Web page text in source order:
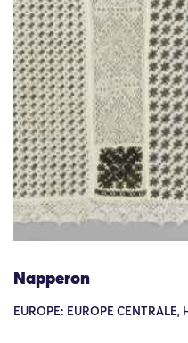
Napperon
EUROPE: EUROPE CENTRALE,